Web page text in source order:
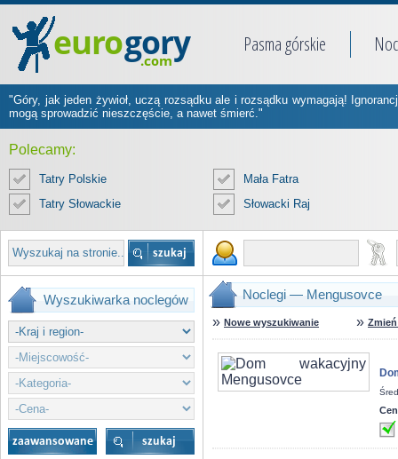
Pasma górskie
"Góry, jak jeden żywioł, uczą rozsądku ale i rozsądku wymagają!
mogą sprowadzić nieszczęście, a nawet śmierć."
Polecamy:
Tatry Polskie
Mała Fatra
Tatry Słowackie
Słowacki Raj
Noclegi — Mengusovce
» Nowe wyszukiwanie »
Wyszukiwarka noclegów